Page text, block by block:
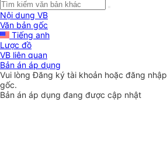
Nội dung VB
Văn bản gốc
Tiếng anh
Lược đồ
VB liên quan
Bản án áp dụng
Vui lòngĐăng ký tài khoản hoặc đăng nhập
gốc.
Bản án áp dụng đang được cập nhật